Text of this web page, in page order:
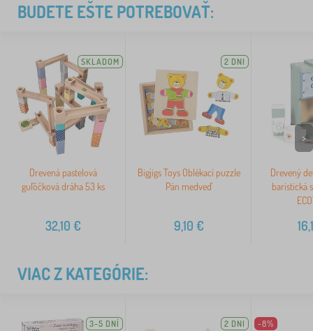
BUDETE EŠTE POTREBOVAŤ:
SKLADOM
Drevená pastelová
guľôčková dráha 53 ks
32,10 €
2 DNI
Bigjigs Toys Oblékací puzzle
Pán medveď
9,10 €
Drevený
baristická
>
VIAC Z KATEGÓRIE:
3-5 DNÍ 2 DNI -8%